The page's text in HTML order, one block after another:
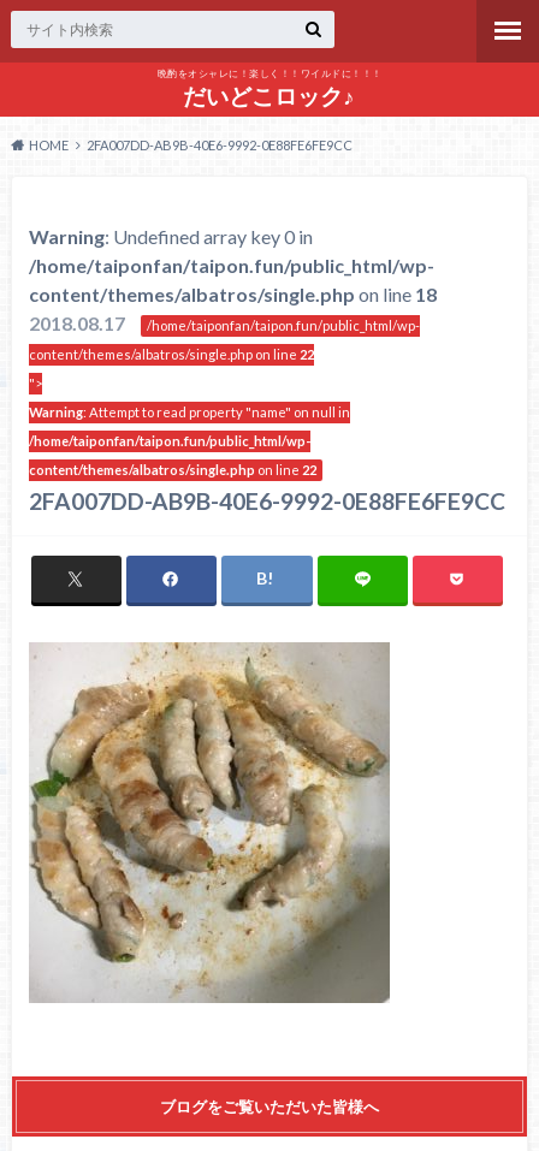
晩酌をオシャレに！楽しく！！ワイルドに！！！
だいどこロック♪
HOME 2FA007DD-AB9B-40E6-9992-0E88FE6FE9CC
Warning: Undefined array key 0 in
/home/taiponfan/taipon.fun/public_html/wp-
content/themes/albatros/single.php on line 18
2018.08.17
/home/taiponfan/taipon.fun/public_html/wp-
content/themes/albatros/single.php on line 22
">
Warning: Attempt to read property "name" on null in
/home/taiponfan/taipon.fun/public_html/wp-
content/themes/albatros/single.php on line 22
2FA007DD-AB9B-40E6-9992-0E88FE6FE9CC
ブログをご覧いただいた皆様へ